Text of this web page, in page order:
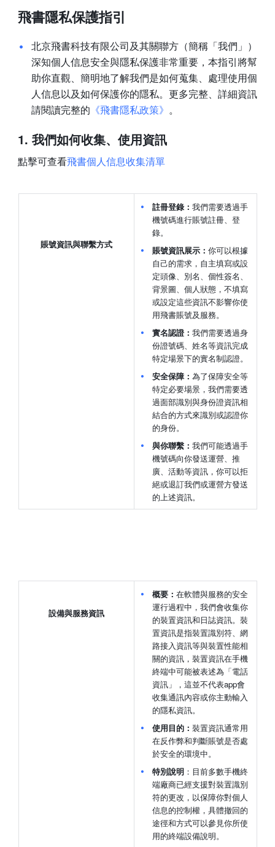
飛書隱私保護指引
北京飛書科技有限公司及其關聯方（簡稱「我們」）
深知個人信息安全與隱私保護非常重要，本指引將幫
助你直觀、簡明地了解我們是如何蒐集、處理使用個
人信息以及如何保護你的隱私。更多完整、詳細資訊
請閱讀完整的 《飛書隱私政策》 。
1. 我們如何收集、使用資訊
點擊可查看飛書個人信息收集清單
賬號資訊與聯繫方式
註冊登錄： 我們需要透過手
機號碼進行賬號註冊、登
錄。
賬號資訊展示： 你可以根據
自己的需求，自主填寫或設
定頭像、別名、個性簽名、
背景圖、個人狀態，不填寫
或設定這些資訊不影響你使
用飛書賬號及服務。
實名認證： 我們需要透過身
份證號碼、姓名等資訊完成
特定場景下的實名制認證。
安全保障： 為了保障安全等
特定必要場景，我們需要透
過面部識別與身份證資訊相
結合的方式來識別或認證你
的身份。
與你聯繫： 我們可能透過手
機號碼向你發送運營、推
廣、活動等資訊，你可以拒
絕或退訂我們或運營方發送
的上述資訊。
設備與服務資訊
概要： 在軟體與服務的安全
運行過程中，我們會收集你
的裝置資訊和日誌資訊。裝
置資訊是指裝置識別符、網
路接入資訊等與裝置性能相
關的資訊，裝置資訊在手機
終端中可能被表述為「電話
資訊」，這並不代表app會
收集通訊內容或你主動輸入
的隱私資訊。
使用目的： 裝置資訊通常用
在反作弊和判斷賬號是否處
於安全的環境中。
特別說明：目前多數手機終
端廠商已經支援對裝置識別
符的更改，以保障你對個人
信息的控制權，具體撤回的
途徑和方式可以參見你所使
用的終端設備說明。